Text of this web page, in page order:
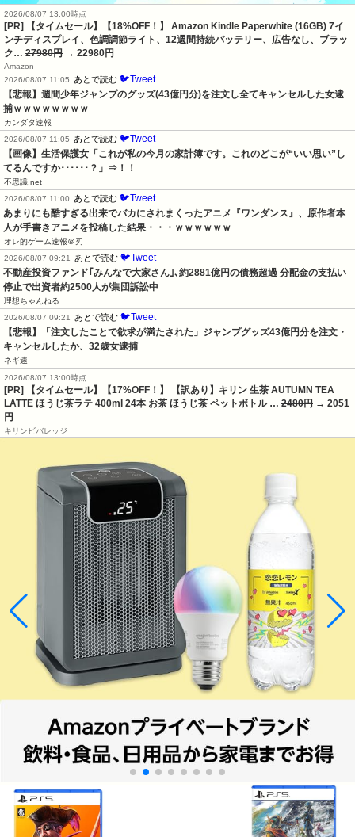
2026/08/07 13:00時点
[PR] 【タイムセール】【18%OFF！】 Amazon Kindle Paperwhite (16GB) 7イ
ンチディスプレイ、色調調節ライト、12週間持続バッテリー、広告なし、ブラッ
ク… 27980円 → 22980円
Amazon
2026/08/07 11:05
あとで読む 🐦Tweet
【悲報】週間少年ジャンプのグッズ(43億円分)を注文し全てキャンセルした女逮
捕ｗｗｗｗｗｗｗｗ
カンダタ速報
2026/08/07 11:05
あとで読む 🐦Tweet
【画像】生活保護女「これが私の今月の家計簿です。これのどこが“いい思い”し
てるんですか･･････？」⇒！！
不思議.net
2026/08/07 11:00
あとで読む 🐦Tweet
あまりにも酷すぎる出来でバカにされまくったアニメ『ワンダンス』、原作者本
人が手書きアニメを投稿した結果・・・ｗｗｗｗｗｗ
オレ的ゲーム速報＠刃
2026/08/07 09:21
あとで読む 🐦Tweet
不動産投資ファンド｢みんなで大家さん｣､約2881億円の債務超過 分配金の支払い
停止で出資者約2500人が集団訴訟中
理想ちゃんねる
2026/08/07 09:21
あとで読む 🐦Tweet
【悲報】「注文したことで欲求が満たされた」ジャンプグッズ43億円分を注文・
キャンセルしたか、32歳女逮捕
ネギ速
2026/08/07 13:00時点
[PR] 【タイムセール】【17%OFF！】 【訳あり】キリン 生茶 AUTUMN TEA
LATTE ほうじ茶ラテ 400ml 24本 お茶 ほうじ茶 ペットボトル … 2480円 → 2051
円
キリンビバレッジ